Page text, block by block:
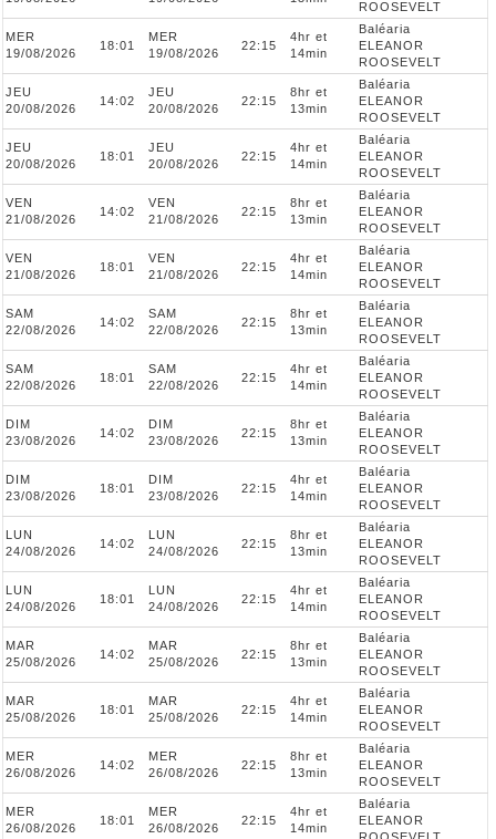
ROOSEVELT
MER
19/08/2026
18:01
MER
19/08/2026
22:15
4hr et
14min
Baléaria
ELEANOR
ROOSEVELT
JEU
20/08/2026
14:02
JEU
20/08/2026
22:15
8hr et
13min
Baléaria
ELEANOR
ROOSEVELT
JEU
20/08/2026
18:01
JEU
20/08/2026
22:15
4hr et
14min
Baléaria
ELEANOR
ROOSEVELT
VEN
21/08/2026
14:02
VEN
21/08/2026
22:15
8hr et
13min
Baléaria
ELEANOR
ROOSEVELT
VEN
21/08/2026
18:01
VEN
21/08/2026
22:15
4hr et
14min
Baléaria
ELEANOR
ROOSEVELT
SAM
22/08/2026
14:02
SAM
22/08/2026
22:15
8hr et
13min
Baléaria
ELEANOR
ROOSEVELT
SAM
22/08/2026
18:01
SAM
22/08/2026
22:15
4hr et
14min
Baléaria
ELEANOR
ROOSEVELT
DIM
23/08/2026
14:02
DIM
23/08/2026
22:15
8hr et
13min
Baléaria
ELEANOR
ROOSEVELT
DIM
23/08/2026
18:01
DIM
23/08/2026
22:15
4hr et
14min
Baléaria
ELEANOR
ROOSEVELT
LUN
24/08/2026
14:02
LUN
24/08/2026
22:15
8hr et
13min
Baléaria
ELEANOR
ROOSEVELT
LUN
24/08/2026
18:01
LUN
24/08/2026
22:15
4hr et
14min
Baléaria
ELEANOR
ROOSEVELT
MAR
25/08/2026
14:02
MAR
25/08/2026
22:15
8hr et
13min
Baléaria
ELEANOR
ROOSEVELT
MAR
25/08/2026
18:01
MAR
25/08/2026
22:15
4hr et
14min
Baléaria
ELEANOR
ROOSEVELT
MER
26/08/2026
14:02
MER
26/08/2026
22:15
8hr et
13min
Baléaria
ELEANOR
ROOSEVELT
MER
26/08/2026
18:01
MER
26/08/2026
22:15
4hr et
14min
Baléaria
ELEANOR